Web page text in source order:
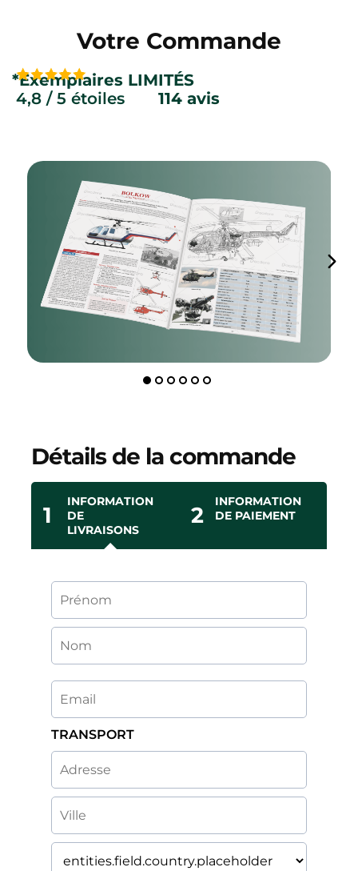
Votre Commande
*Exemplaires LIMITÉS
4,8 / 5 étoiles
114 avis
Détails de la commande
1
INFORMATION
DE
LIVRAISONS
2
INFORMATION
DE PAIEMENT
TRANSPORT